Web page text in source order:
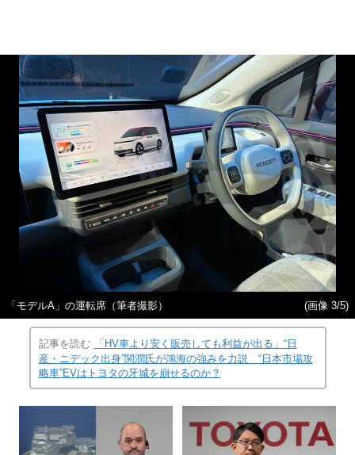
「モデルA」の運転席（筆者撮影） (画像 3/5)
記事を読む
「HV車より安く販売しても利益が出る」“日
産・ニデック出身”関潤氏が鴻海の強みを力説 “日本市場攻
略車”EVはトヨタの牙城を崩せるのか？